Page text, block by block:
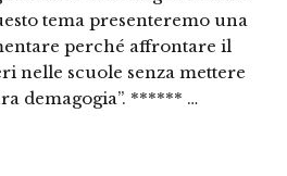
tema presenteremo una
perché affrontare il
nelle scuole senza mettere
demagogia”. ****** …